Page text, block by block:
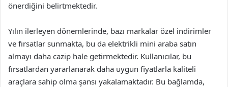
önerdiğini belirtmektedir.
Yılın ilerleyen dönemlerinde, bazı markalar özel indirimler
ve fırsatlar sunmakta, bu da elektrikli mini araba satın
almayı daha cazip hale getirmektedir. Kullanıcılar, bu
fırsatlardan yararlanarak daha uygun fiyatlarla kaliteli
araçlara sahip olma şansı yakalamaktadır. Bu bağlamda,